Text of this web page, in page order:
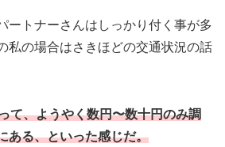
ートナーさんはしっかり付く事が多
私の場合はさきほどの交通状況の話
て、ようやく数円〜数十円のみ調
ある、といった感じだ。